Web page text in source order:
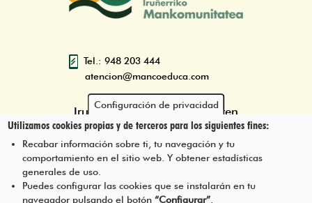
Tel.: 948 203 444
atencion@mancoeduca.com
Iruñerriko Mankomunitatearen
Ingurumen Heziketarako Eskola
Programa
Configuración de privacidad
Utilizamos cookies propias y de terceros para los siguientes fines:
Recabar información sobre ti, tu navegación y tu
comportamiento en el sitio web. Y obtener estadísticas
generales de uso.
Puedes configurar las cookies que se instalarán en tu
navegador pulsando el botón“Configurar”